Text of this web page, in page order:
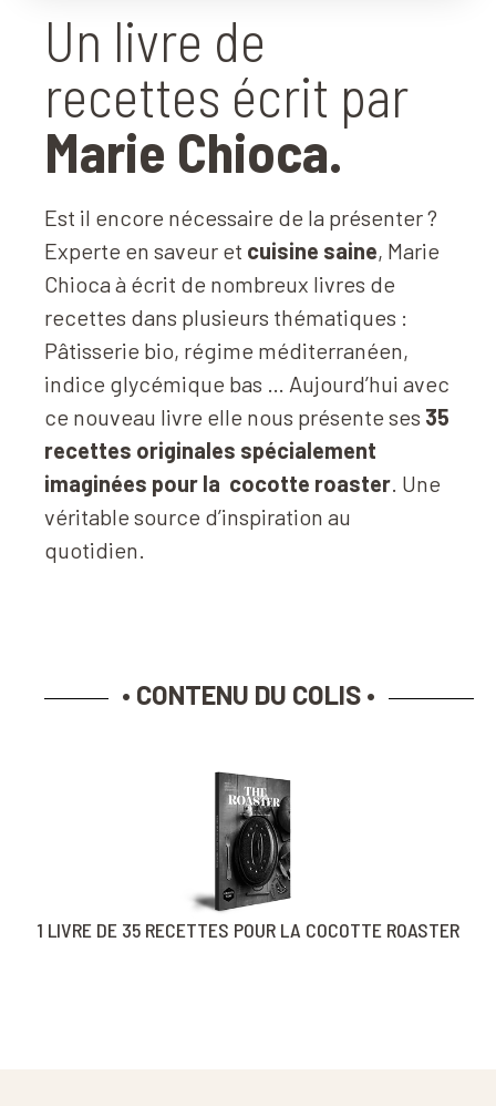
Un livre de
recettes écrit par
Marie Chioca.
Est il encore nécessaire de la présenter ?
Experte en saveur et cuisine saine, Marie
Chioca à écrit de nombreux livres de
recettes dans plusieurs thématiques :
Pâtisserie bio, régime méditerranéen,
indice glycémique bas … Aujourd’hui avec
ce nouveau livre elle nous présente ses 35
recettes originales spécialement
imaginées pour la cocotte roaster . Une
véritable source d’inspiration au
quotidien.
• CONTENU DU COLIS •
1 LIVRE DE 35 RECETTES POUR LA COCOTTE ROASTER